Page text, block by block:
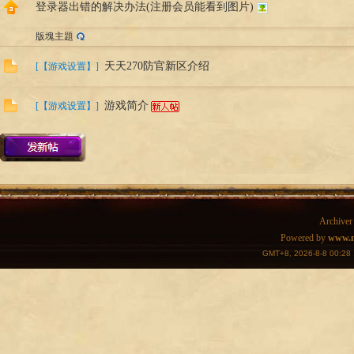
27
登录器出错的解决办法(注册会员能看到图片)
版塊主題
[ 【游戏设置】 ] 天天270防官新区介绍
[ 【游戏设置】 ] 游戏简介
Archiver
Powered by
GMT+8, 2026-8-8 00:28